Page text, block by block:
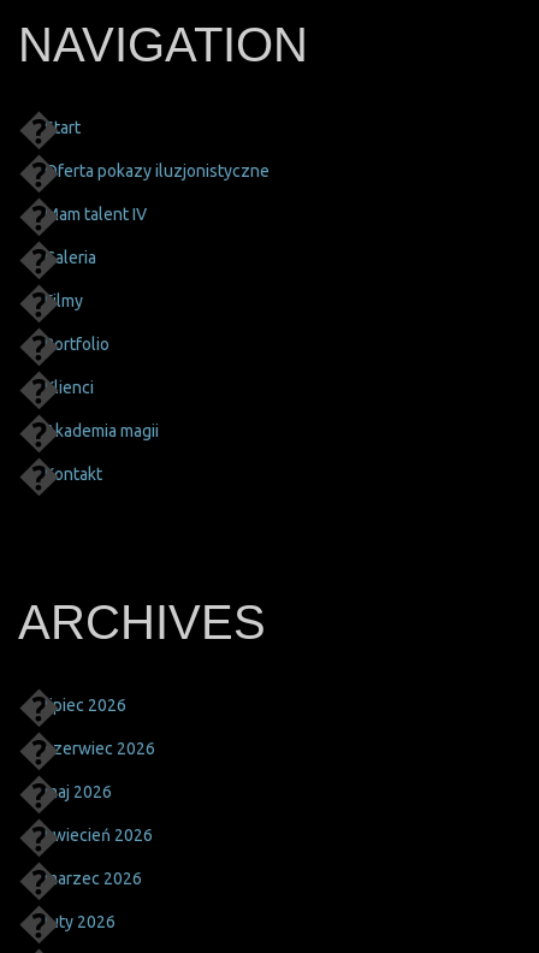
NAVIGATION
Start
Oferta pokazy iluzjonistyczne
Mam talent IV
Galeria
Filmy
Portfolio
Klienci
Akademia magii
Kontakt
ARCHIVES
lipiec 2026
czerwiec 2026
maj 2026
kwiecień 2026
marzec 2026
luty 2026